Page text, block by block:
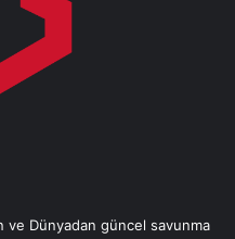
ve Dünyadan güncel savunma